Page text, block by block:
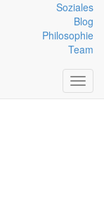
Soziales
Blog
Philosophie
Team